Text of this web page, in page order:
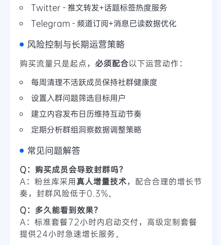
Twitter - 推文转发+话题标签热度服务
Telegram - 频道订阅+消息已读数据优化
风险控制与长期运营策略
购买流量只是起点， 必须配合以下运营动作：
每周清理不活跃成员保持社群健康度
设置入群问题筛选目标用户
建立内容发布日历维持互动节奏
定期分析群组洞察数据调整策略
常见问题解答
Q：购买成员会导致封群吗？
A：粉丝库采用真人增量技术，配合合理的增长节
奏，封群风险低于0.3%。
Q：多久能看到效果？
A：标准套餐72小时内启动交付，高级定制套餐
提供24小时急速增长服务。